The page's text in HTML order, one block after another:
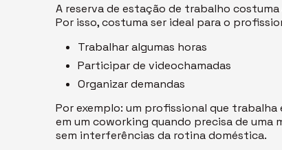
A reserva de estação de trabalho costuma
Por isso, costuma ser ideal para o
Trabalhar algumas horas
Participar de videochamadas
Organizar demandas
Por exemplo: um profissional que trabalha
em umcoworking quando precisa de uma
sem interferências da rotina doméstica.